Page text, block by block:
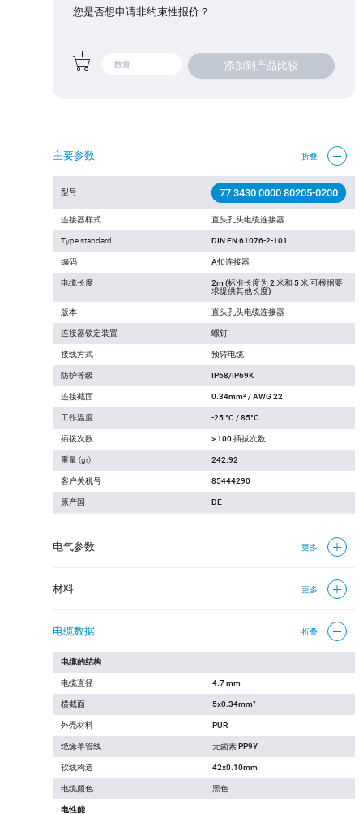
您是否想申请非约束性报价？
添加到产品比较
主要参数 折叠
型号 77 3430 0000 80205-0200
连接器样式 直头孔头电缆连接器
Type standard DIN EN 61076-2-101
编码 A扣连接器
电缆长度
2m (标准长度为 2 米和 5 米 可根据要
求提供其他长度)
版本 直头孔头电缆连接器
连接器锁定装置 螺钉
接线方式 预铸电缆
防护等级 IP68/IP69K
连接截面 0.34mm² / AWG 22
工作温度 -25 °C / 85°C
插拨次数 > 100 插拔次数
重量 (gr) 242.92
客户关税号 85444290
原产国 DE
电气参数 更多
材料 更多
电缆数据 折叠
电缆的结构
电缆直径 4.7 mm
横截面 5x0.34mm²
外壳材料 PUR
绝缘单管线 无卤素 PP9Y
软线构造 42x0.10mm
电缆颜色 黑色
电性能